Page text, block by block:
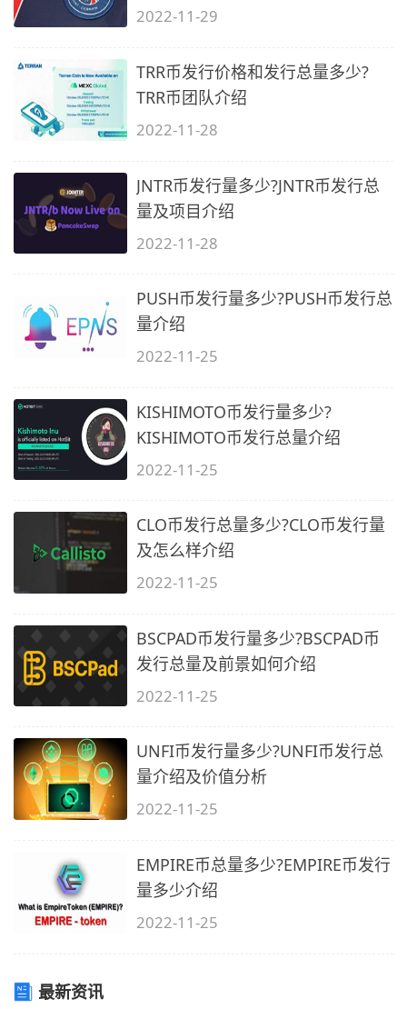
2022-11-29
TRR币发行价格和发行总量多少?
TRR币团队介绍
2022-11-28
JNTR币发行量多少?JNTR币发行总
量及项目介绍
2022-11-28
PUSH币发行量多少?PUSH币发行总
量介绍
2022-11-25
KISHIMOTO币发行量多少?
KISHIMOTO币发行总量介绍
2022-11-25
CLO币发行总量多少?CLO币发行量
及怎么样介绍
2022-11-25
BSCPAD币发行量多少?BSCPAD币
发行总量及前景如何介绍
2022-11-25
UNFI币发行量多少?UNFI币发行总
量介绍及价值分析
2022-11-25
EMPIRE币总量多少?EMPIRE币发行
量多少介绍
2022-11-25
最新资讯